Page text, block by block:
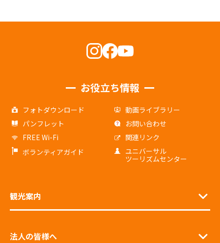
お役立ち情報
フォトダウンロード
動画ライブラリー
パンフレット
お問い合わせ
FREE Wi-Fi
関連リンク
ボランティアガイド
ユニバーサル
ツーリズムセンター
観光案内
法人の皆様へ